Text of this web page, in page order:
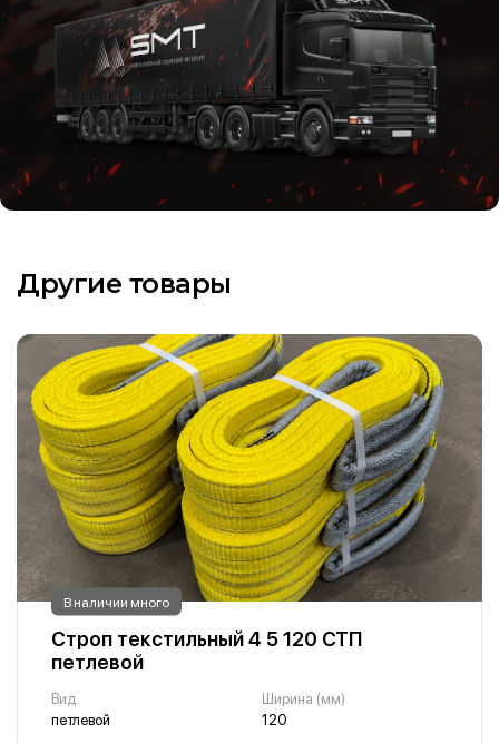
Другие товары
В наличии много
Строп текстильный 4 5 120 СТП
петлевой
Вид
петлевой
Ширина (мм)
120